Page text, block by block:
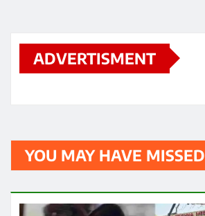
ADVERTISMENT
YOU MAY HAVE MISSED